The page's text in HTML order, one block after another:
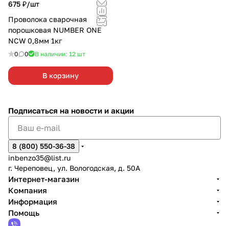
675 ₽/шт
Проволока сварочная
порошковая NUMBER ONE
NCW 0,8мм 1кг
0 0 В наличии: 12 шт
В корзину
Подписаться на новости и акции
8 (800) 550-36-38
inbenzo35@list.ru
г. Череповец, ул. Вологодская, д. 50А
Интернет-магазин
Компания
Информация
Помощь